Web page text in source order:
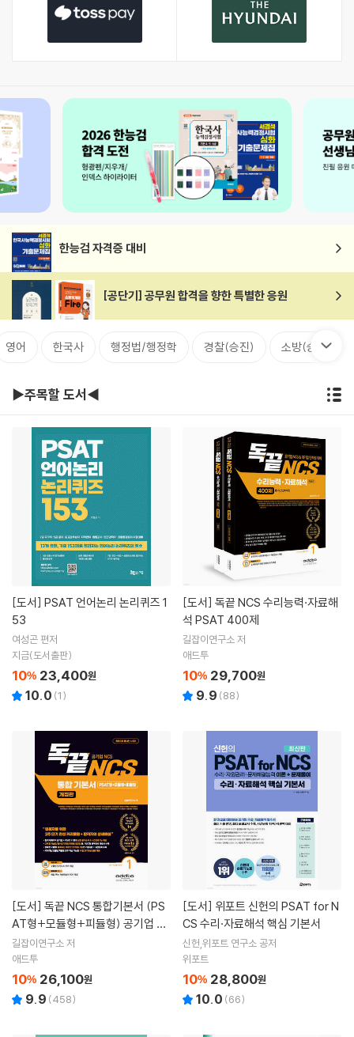
한능검 자격증 대비
[공단기] 공무원 합격을 향한 특별한 응원
영어 한국사 행정법/행정학 경찰(승진) 소방(승진)
▶주목할 도서◀
[도서]
53
여성곤 편저
지금(도서출판)
10% 23,400원
10.0 (1)
[도서]
석 PSAT 400제
길잡이연구소 저
애드투
10% 29,700원
9.9 (88)
[도서]
AT형+모듈형+피듈형) 공기업 대
비
길잡이연구소 저
애드투
10% 26,100원
9.9 (458)
[도서]
CS 수리·자료해석 핵심 기본서
신헌,위포트 연구소 공저
위포트
10% 28,800원
10.0 (66)